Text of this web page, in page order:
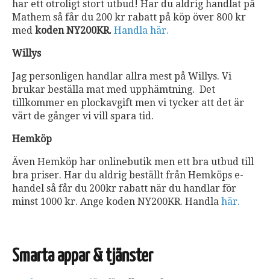
har ett otroligt stort utbud! Har du aldrig handlat på
Mathem så får du 200 kr rabatt på köp över 800 kr
med koden NY200KR. Handla här.
Willys
Jag personligen handlar allra mest på Willys. Vi
brukar beställa mat med upphämtning. Det
tillkommer en plockavgift men vi tycker att det är
värt de gånger vi vill spara tid.
Hemköp
Även Hemköp har onlinebutik men ett bra utbud till
bra priser. Har du aldrig beställt från Hemköps e-
handel så får du 200kr rabatt när du handlar för
minst 1000 kr. Ange koden NY200KR. Handla här.
Smarta appar & tjänster